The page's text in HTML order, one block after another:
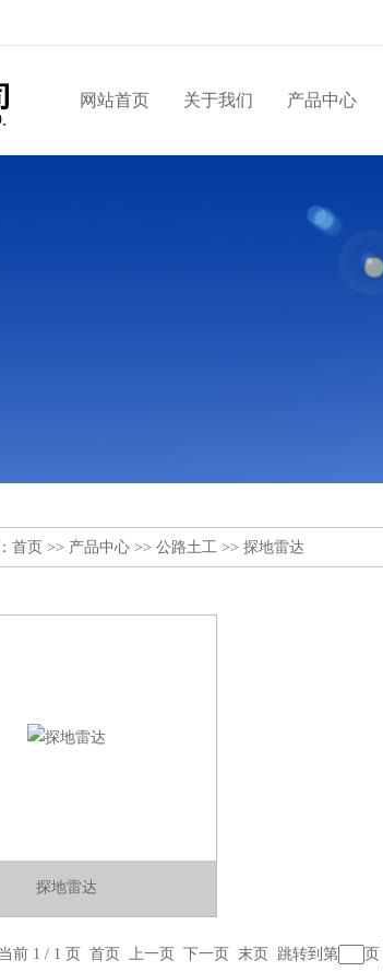
网站首页 关于我们 产品中心
首页 >> 产品中心 >> 公路土工 >> 探地雷达
探地雷达
前 1 / 1 页 首页 上一页 下一页 末页 跳转到第 页